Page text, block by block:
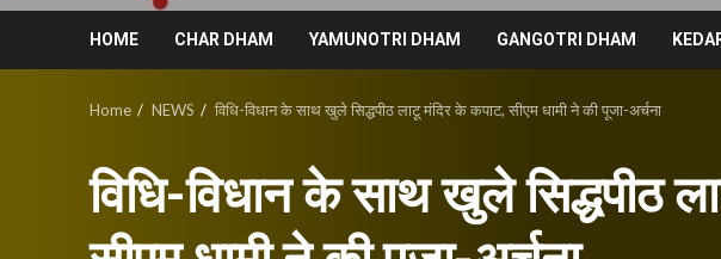
HOME CHAR DHAM YAMUNOTRI DHAM GANGOTRI DHAM
Home NEWS विधि-विधान के साथ खुले सिद्धपीठ लाटू मंदिर के कपाट, सीएम धामी ने की पूजा-अर्चना
विधि-विधान के साथ खुले सिद्धपीठ